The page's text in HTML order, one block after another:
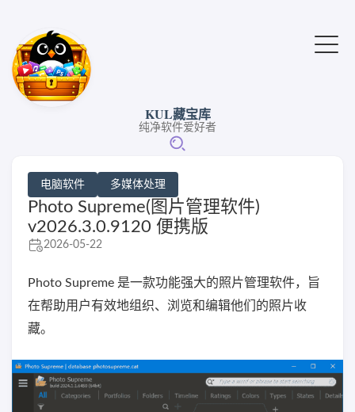
KUL藏宝库
纯净软件爱好者
电脑软件 多媒体处理
Photo Supreme(图片管理软件)
v2026.3.0.9120 便携版
2026-05-22
Photo Supreme 是一款功能强大的照片管理软件，旨
在帮助用户有效地组织、浏览和编辑他们的照片收
藏。